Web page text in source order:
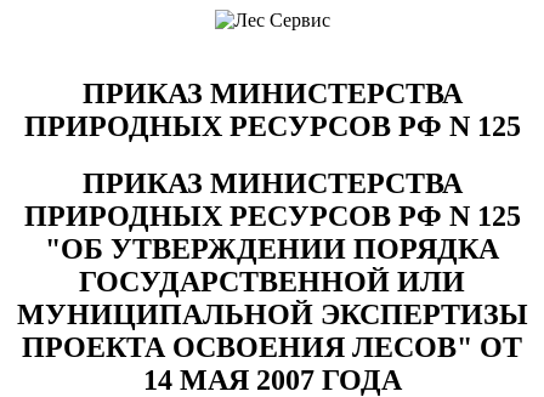
ПРИКАЗ МИНИСТЕРСТВА
ПРИРОДНЫХ РЕСУРСОВ РФ N 125
ПРИКАЗ МИНИСТЕРСТВА
ПРИРОДНЫХ РЕСУРСОВ РФ N 125
"ОБ УТВЕРЖДЕНИИ ПОРЯДКА
ГОСУДАРСТВЕННОЙ ИЛИ
МУНИЦИПАЛЬНОЙ ЭКСПЕРТИЗЫ
ПРОЕКТА ОСВОЕНИЯ ЛЕСОВ" ОТ
14 МАЯ 2007 ГОДА